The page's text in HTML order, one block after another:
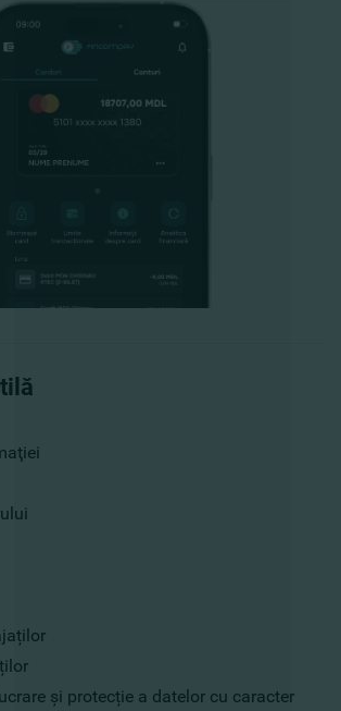
și protecție a datelor cu caracter